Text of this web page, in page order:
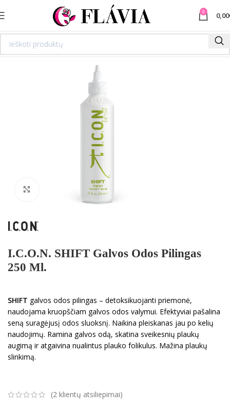
0 0,00
Spustelėkite norėdami padidinti
I.C.O.N. SHIFT Galvos Odos Pilingas
250 Ml.
SHIFT galvos odos pilingas – detoksikuojanti priemonė,
naudojama kruopščiam galvos odos valymui. Efektyviai pašalina
seną suragėjusį odos sluoksnį. Naikina pleiskanas jau po kelių
naudojimų. Ramina galvos odą, skatina sveikesnių plaukų
augimą ir atgaivina nualintus plauko folikulus. Mažina plaukų
slinkimą.
(2 klientų atsiliepimai)